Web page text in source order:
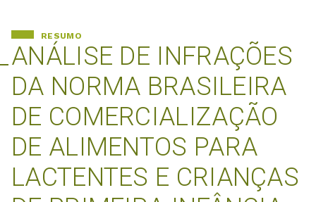
ANÁLISE DE INFRAÇÕES
DA NORMA BRASILEIRA
DE COMERCIALIZAÇÃO
DE ALIMENTOS PARA
LACTENTES E CRIANÇAS
RESUMO